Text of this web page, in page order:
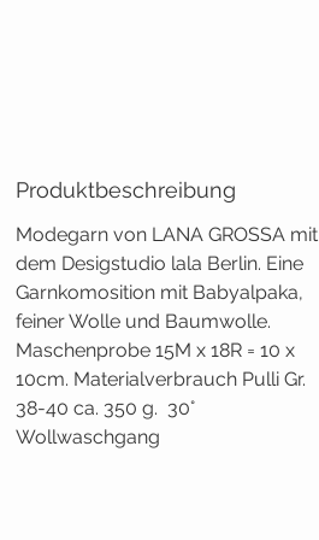
Produktbeschreibung
Modegarn von LANA GROSSA mit
dem Desigstudio lala Berlin. Eine
Garnkomosition mit Babyalpaka,
feiner Wolle und Baumwolle.
Maschenprobe 15M x 18R = 10 x
10cm. Materialverbrauch Pulli Gr.
38-40 ca. 350 g. 30°
Wollwaschgang